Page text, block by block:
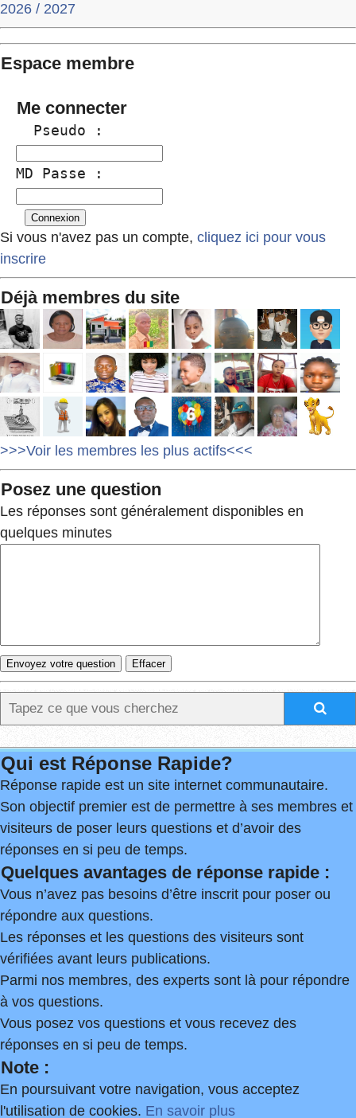
2026 / 2027
Espace membre
Me connecter
  Pseudo :
MD Passe :
Si vous n'avez pas un compte, cliquez ici pour vous
inscrire
Déjà membres du site
>>>Voir les membres les plus actifs<<<
Posez une question
Les réponses sont généralement disponibles en
quelques minutes
Qui est Réponse Rapide?
Réponse rapide est un site internet communautaire.
Son objectif premier est de permettre à ses membres et
visiteurs de poser leurs questions et d’avoir des
réponses en si peu de temps.
Quelques avantages de réponse rapide :
Vous n’avez pas besoins d’être inscrit pour poser ou
répondre aux questions.
Les réponses et les questions des visiteurs sont
vérifiées avant leurs publications.
Parmi nos membres, des experts sont là pour répondre
à vos questions.
Vous posez vos questions et vous recevez des
réponses en si peu de temps.
Note :
En poursuivant votre navigation, vous acceptez
l'utilisation de cookies. En savoir plus